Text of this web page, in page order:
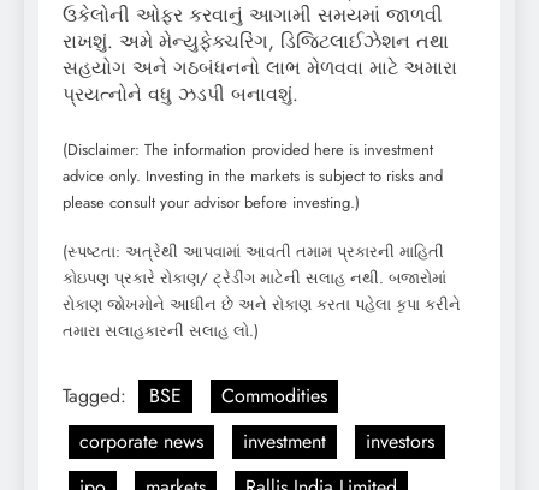
ઉકેલોની ઓફર કરવાનું આગામી સમયમાં જાળવી
રાખશું. અમે મેન્યુફેક્ચરિંગ, ડિજિટલાઈઝેશન તથા
સહયોગ અને ગઠબંધનનો લાભ મેળવવા માટે અમારા
પ્રયત્નોને વધુ ઝડપી બનાવશું.
(Disclaimer: The information provided here is investment
advice only. Investing in the markets is subject to risks and
please consult your advisor before investing.)
(સ્પષ્ટતા: અત્રેથી આપવામાં આવતી તમામ પ્રકારની માહિતી
કોઇપણ પ્રકારે રોકાણ/ ટ્રેડીંગ માટેની સલાહ નથી. બજારોમાં
રોકાણ જોખમોને આધીન છે અને રોકાણ કરતા પહેલા કૃપા કરીને
તમારા સલાહકારની સલાહ લો.)
Tagged: BSE
Commodities
corporate news
investment
investors